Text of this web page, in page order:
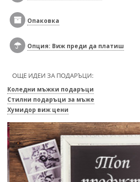
Опаковка
Опция: Виж преди да платиш
ОЩЕ ИДЕИ ЗА ПОДАРЪЦИ:
Коледни мъжки подаръци
Стилни подаръци за мъже
Хумидор виж цени